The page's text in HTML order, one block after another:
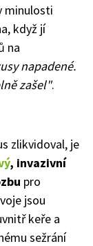
minulosti
když jí
na
napadené.
zašel".
zlikvidoval, je
, invazivní
pro
jsou
keře a
sežrání